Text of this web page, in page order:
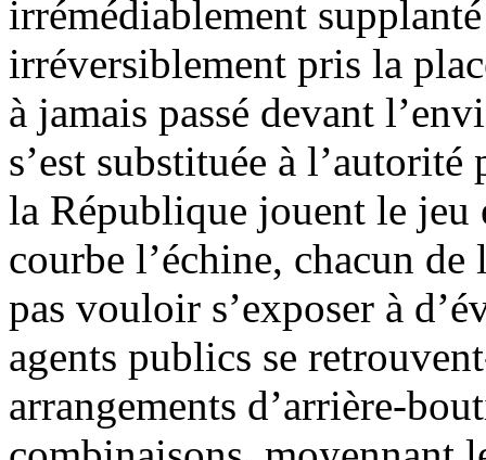
irrémédiablement
irréversiblement pris la
à jamais passé devant
s’est substituée à
la République jouent le
courbe l’échine, chacun
pas vouloir s’exposer à
agents publics se
arrangements d’arrière-